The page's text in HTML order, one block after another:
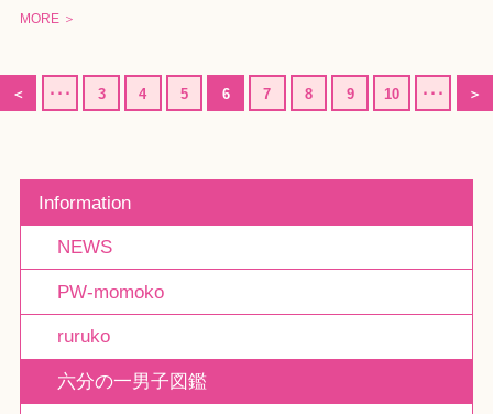
MORE ＞
＜ ･･･ 3 4 5 6 7 8 9 10 ･･･ ＞
Information
NEWS
PW-momoko
ruruko
六分の一男子図鑑